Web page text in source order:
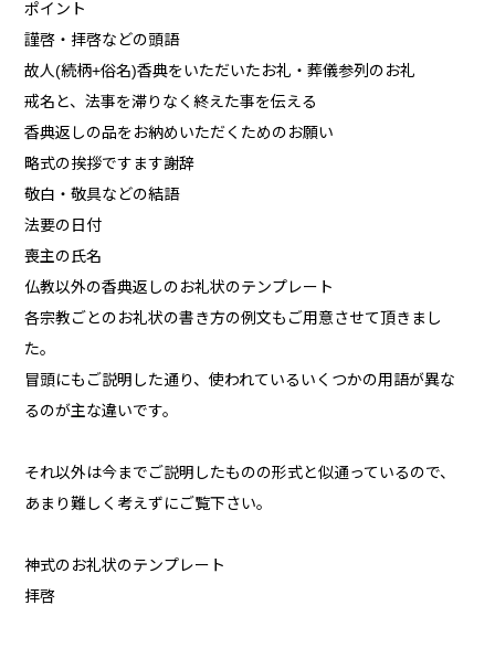
ポイント
謹啓・拝啓などの頭語
故人(続柄+俗名)香典をいただいたお礼・葬儀参列のお礼
戒名と、法事を滞りなく終えた事を伝える
香典返しの品をお納めいただくためのお願い
略式の挨拶ですます謝辞
敬白・敬具などの結語
法要の日付
喪主の氏名
仏教以外の香典返しのお礼状のテンプレート
各宗教ごとのお礼状の書き方の例文もご用意させて頂きまし
た。
冒頭にもご説明した通り、使われているいくつかの用語が異な
るのが主な違いです。
それ以外は今までご説明したものの形式と似通っているので、
あまり難しく考えずにご覧下さい。
神式のお礼状のテンプレート
拝啓